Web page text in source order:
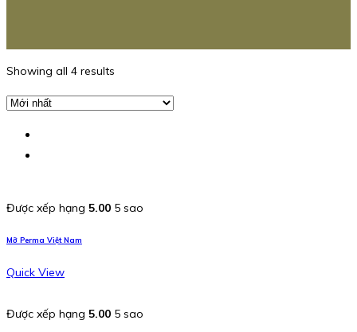
Showing all 4 results
Được xếp hạng 5.00 5 sao
Mỡ Perma Việt Nam
Quick View
Được xếp hạng 5.00 5 sao